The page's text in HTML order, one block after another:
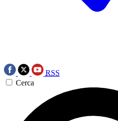
RSS
Cerca